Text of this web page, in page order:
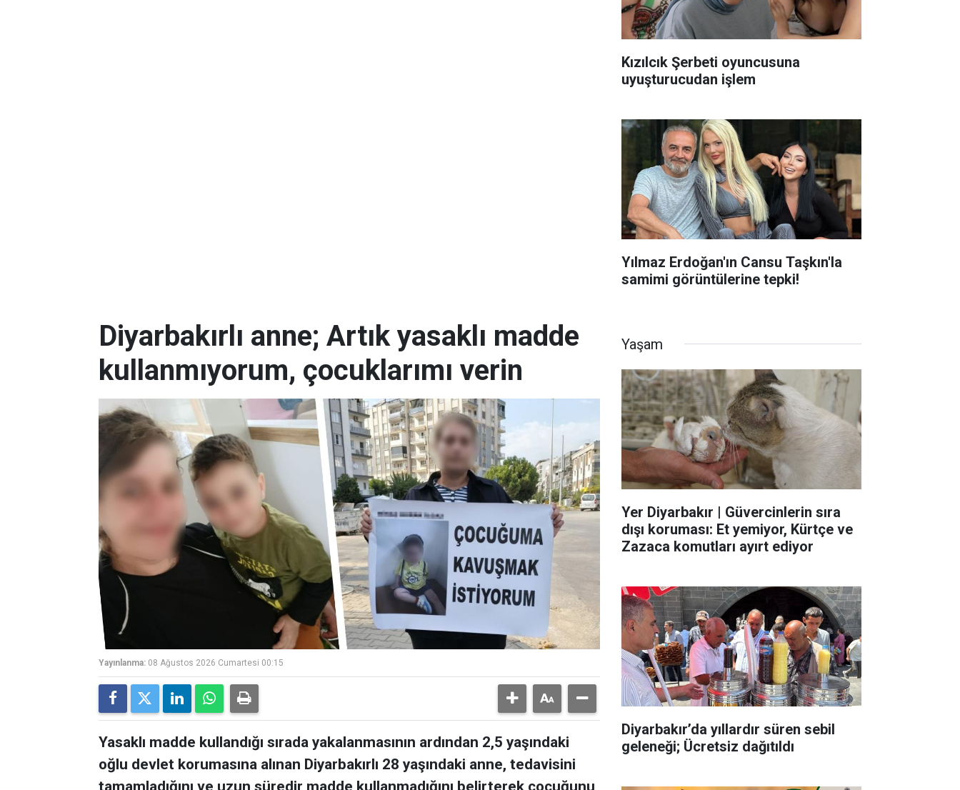
Kızılcık Şerbeti oyuncusuna
uyuşturucudan işlem
Yılmaz Erdoğan'ın Cansu Taşkın'la
samimi görüntülerine tepki!
Diyarbakırlı anne; Artık yasaklı madde
kullanmıyorum, çocuklarımı verin
Yayınlanma: 08 Ağustos 2026 Cumartesi 00:15
Yasaklı madde kullandığı sırada yakalanmasının ardından 2,5 yaşındaki
oğlu devlet korumasına alınan Diyarbakırlı 28 yaşındaki anne, tedavisini
tamamladığını ve uzun süredir madde kullanmadığını belirterek çocuğunu
Yaşam
Yer Diyarbakır | Güvercinlerin sıra
dışı koruması: Et yemiyor, Kürtçe ve
Zazaca komutları ayırt ediyor
Diyarbakır’da yıllardır süren sebil
geleneği; Ücretsiz dağıtıldı